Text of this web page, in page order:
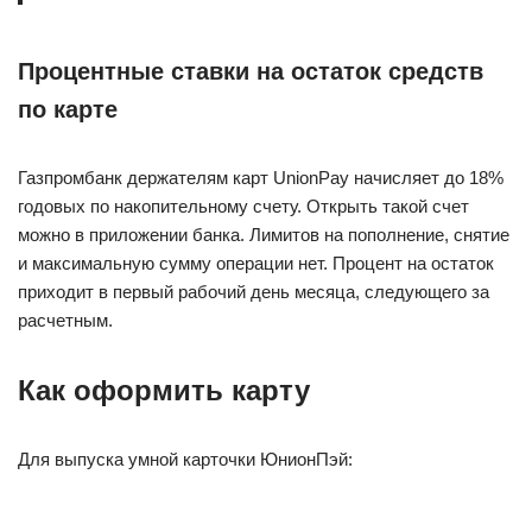
Процентные ставки на остаток средств
по карте
Газпромбанк держателям карт UnionPay начисляет до 18%
годовых по накопительному счету. Открыть такой счет
можно в приложении банка. Лимитов на пополнение, снятие
и максимальную сумму операции нет. Процент на остаток
приходит в первый рабочий день месяца, следующего за
расчетным.
Как оформить карту
Для выпуска умной карточки ЮнионПэй: